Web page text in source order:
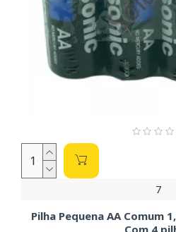
7
Pilha Pequena AA Comum
Com 4